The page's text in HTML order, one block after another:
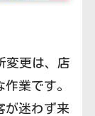
変更は、店
業です。
が迷わず来